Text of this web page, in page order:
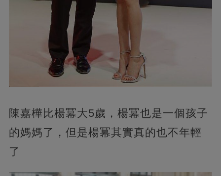
陳嘉樺比楊冪大5歲，楊冪也是一個孩子
的媽媽了，但是楊冪其實真的也不年輕
了